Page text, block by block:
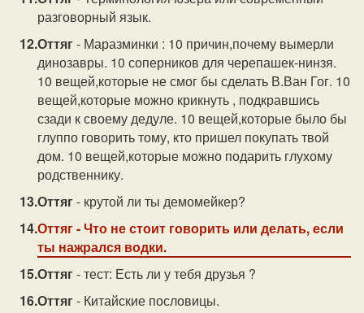
разговорный язык.
Оттяг- Маразминки : 10 причин,почему вымерли
динозавры. 10 соперников для черепашек-нинзя.
10 вещей,которые не смог бы сделать В.Ван Гог. 10
вещей,которые можно крикнуть , подкравшись
сзади к своему дедуле. 10 вещей,которые было бы
глуппо говорить тому, кто пришел покупать твой
дом. 10 вещей,которые можно подарить глухому
родственнику.
Оттяг- крутой ли ты демомейкер?
Оттяг- Что не стоит говорить или делать, если
ты нажрался водки.
Оттяг- тест: Есть ли у тебя друзья ?
Оттяг- Китайские пословицы.